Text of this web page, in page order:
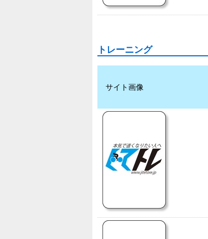
トレーニング
サイト画像